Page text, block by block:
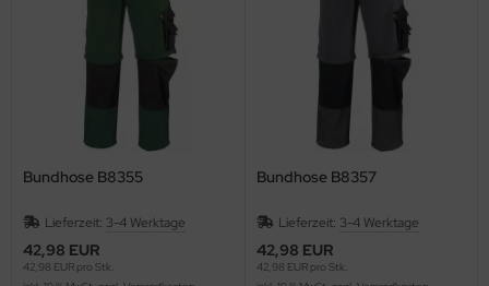
Bundhose B8355
Lieferzeit: 3-4 Werktage
42,98 EUR
42,98 EUR pro Stk.
Bundhose B8357
Lieferzeit: 3-4 Werktage
42,98 EUR
42,98 EUR pro Stk.